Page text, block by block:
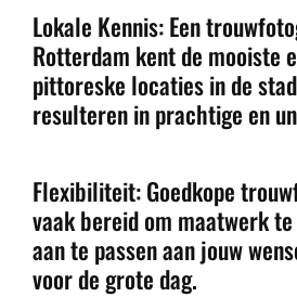
Lokale Kennis: Een
Rotterdam kent de mooiste
pittoreske locaties in de
resulteren in prachtige en
Flexibiliteit: Goedkope
vaak bereid om maatwerk
aan te passen aan jouw
voor de grote dag.